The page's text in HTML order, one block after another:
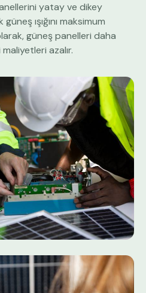
yatay ve dikey
ışığını maksimum
güneş panelleri daha
azalır.